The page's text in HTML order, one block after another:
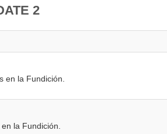
2
en la Fundición.
la Fundición.